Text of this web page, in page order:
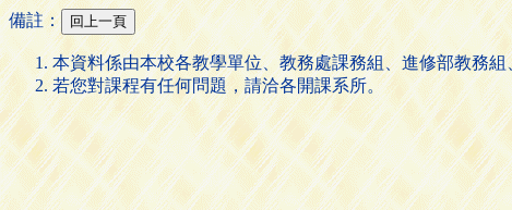
備註：
本資料係由本校各教學單位、教務處課務組、進修部教務
若您對課程有任何問題，請洽各開課系所。